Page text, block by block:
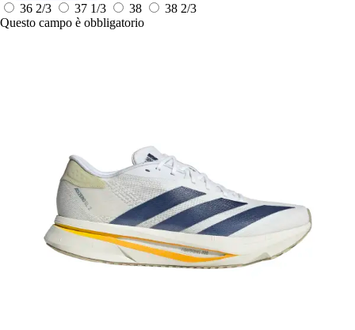
36 2/3
37 1/3 38
38 2/3
Questo campo è obbligatorio